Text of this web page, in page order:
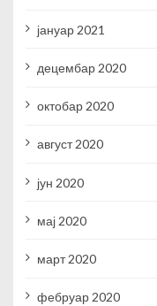
јануар 2021
децембар 2020
октобар 2020
август 2020
јун 2020
мај 2020
март 2020
фебруар 2020